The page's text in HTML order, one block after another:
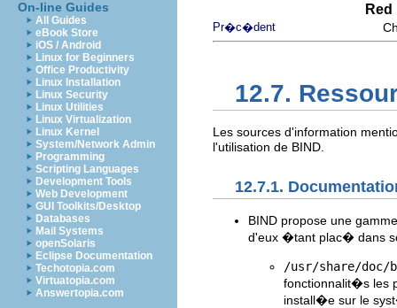
On-line Guides
All Guides
eBook Store
iOS / Android
Linux for Beginners
Office Productivity
Linux Installation
Linux Security
Linux Utilities
Linux Virtualization
Linux Kernel
System/Network Admin
Programming
Scripting Languages
Development Tools
Web Development
GUI Toolkits/Desktop
Databases
Mail Systems
openSolaris
Eclipse Documentation
Techotopia.com
Virtuatopia.com
Answertopia.com
Pr�c�dent
12.7.
Les sources d'information
l'utilisation de BIND.
12.7.1.
BIND propose une
d'eux �tant plac� dans
/usr/share/doc/
fonctionnalit�s les
install�e sur le